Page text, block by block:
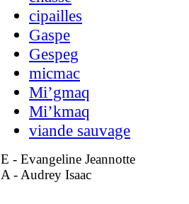
cipailles
Gaspe
Gespeg
micmac
Mi’gmaq
Mi’kmaq
viande sauvage
E - Evangeline Jeannotte
A - Audrey Isaac